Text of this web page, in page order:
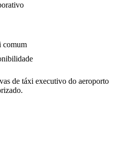
comum
de táxi executivo do aeroporto